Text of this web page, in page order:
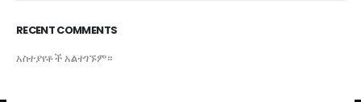
RECENT COMMENTS
አስተያየቶች አልተገኙም።